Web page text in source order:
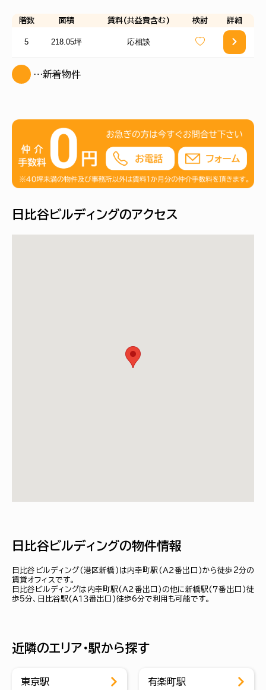
階数 面積 賃料(共益費含む) 検討 詳細
5 218.05坪 応相談
…新着物件
日比谷ビルディングのアクセス
日比谷ビルディングの物件情報
日比谷ビルディング(港区新橋)は内幸町駅(Ａ２番出口)から徒歩2分の
賃貸オフィスです。
日比谷ビルディングは内幸町駅(Ａ２番出口)の他に新橋駅(７番出口)徒
歩5分、日比谷駅(Ａ１３番出口)徒歩6分で利用も可能です。
近隣のエリア・駅から探す
東京駅 有楽町駅